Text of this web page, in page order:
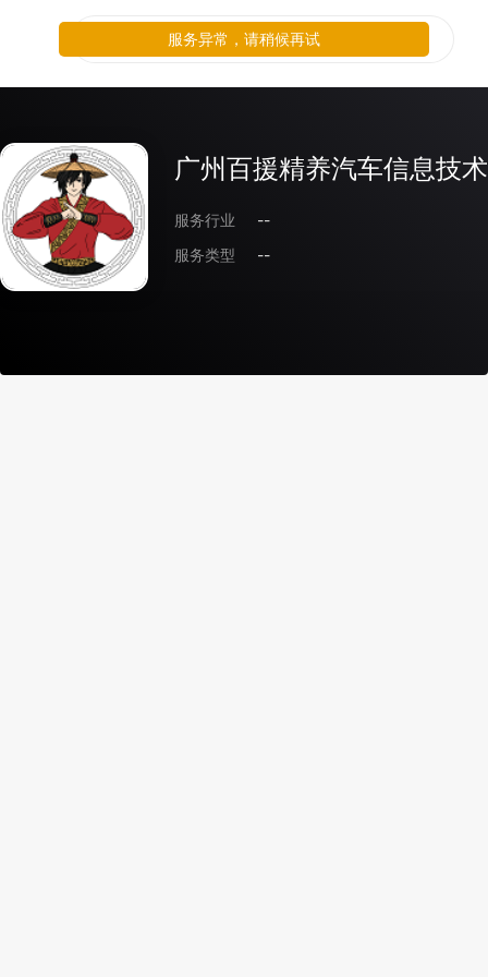
广州百援精养汽车信息技
服务行业
--
服务类型
--
服务异常，请稍候再试